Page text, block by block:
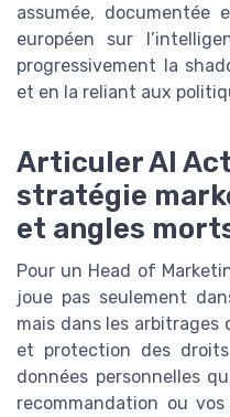
assumée, documentée
européen sur
progressivement la
et en la reliant aux
Articuler AI
stratégie
et angles
Pour un Head of
joue pas seulement
mais dans les
et protection des
données personnelles
recommandation ou